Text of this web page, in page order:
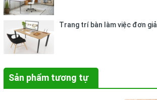
Trang trí bàn làm việc đơn
Sản phẩm tương tự